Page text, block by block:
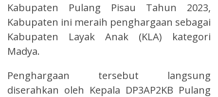
Kabupaten Pulang Pisau Tahun 2023,
Kabupaten ini meraih penghargaan sebagai
Kabupaten Layak Anak (KLA) kategori
Madya.
Penghargaan tersebut langsung
diserahkan oleh Kepala DP3AP2KB Pulang